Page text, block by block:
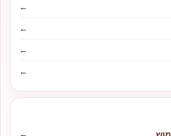
←
←
←
←
←